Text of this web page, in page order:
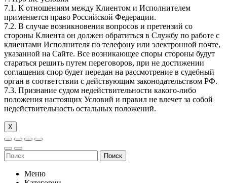
7.1. К отношениям между Клиентом и Исполнителем
применяется право Российской Федерации.
7.2. В случае возникновения вопросов и претензий со
стороны Клиента он должен обратиться в Службу по работе с
клиентами Исполнителя по телефону или электронной почте,
указанной на Сайте. Все возникающее споры стороны будут
стараться решить путем переговоров, при не достижении
соглашения спор будет передан на рассмотрение в судебный
орган в соответствии с действующим законодательством РФ.
7.3. Признание судом недействительности какого-либо
положения настоящих Условий и правил не влечет за собой
недействительность остальных положений.
Х
Поиск
Меню